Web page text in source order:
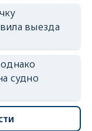
выезда
судно